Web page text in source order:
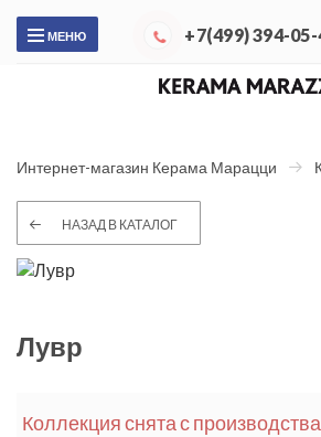
МЕНЮ +7(499) 394-
Интернет-магазин Керама Марацци
НАЗАД В КАТАЛОГ
Лувр
Коллекция снята с